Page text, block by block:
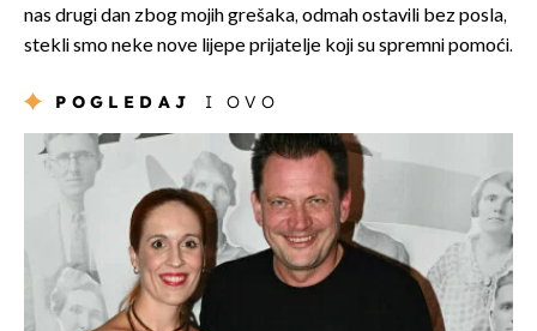
nas drugi dan zbog mojih grešaka, odmah ostavili bez posla,
stekli smo neke nove lijepe prijatelje koji su spremni pomoći.
POGLEDAJ I OVO